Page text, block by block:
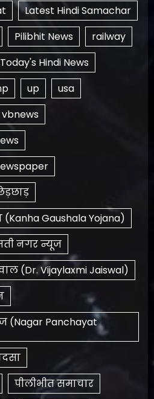
Latest Hindi Samachar
Pilibhit News
railway
Today's Hindi News
up
usa
vbnews
Gaushala Yojana)
नगर न्यूज
(Dr. Vijaylaxmi Jaiswal)
(Nagar Panchayat
पीलीभीत समाचार